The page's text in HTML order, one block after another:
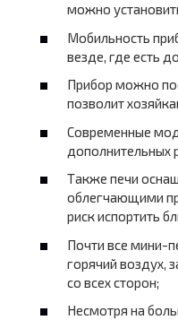
можно
Мобильность
везде, где есть
Прибор можно
позволит
Современные
дополнительных
Также печи
облегчающими
риск испортить
Почти все мини-
горячий воздух,
со всех сторон;
Несмотря на